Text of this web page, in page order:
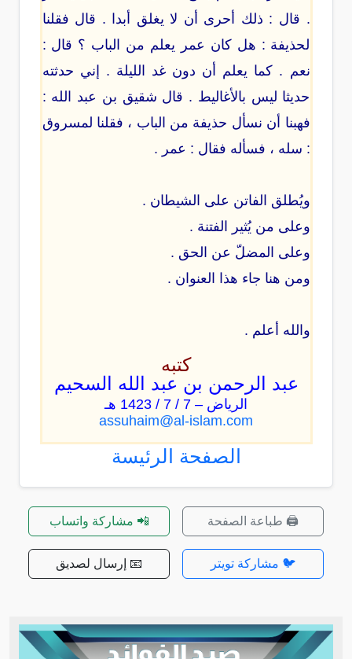
. قال : ذلك أحرى أن لا يغلق أبدا . قال فقلنا
لحذيفة : هل كان عمر يعلم من الباب ؟ قال :
نعم . كما يعلم أن دون غد الليلة . إني حدثته
حديثا ليس بالأغاليط . قال شقيق بن عبد الله :
فهبنا أن نسأل حذيفة من الباب ، فقلنا لمسروق
: سله ، فسأله فقال : عمر .
ويُطلق الفاتن على الشيطان .
وعلى من يُثير الفتنة .
وعلى المضلّ عن الحق .
ومن هنا جاء هذا العنوان .
والله أعلم .
كتبه
عبد الرحمن بن عبد الله السحيم
الرياض – 7 / 7 / 1423 هـ
assuhaim@al-islam.com
الصفحة الرئيسة
🖨️ طباعة الصفحة 📲 مشاركة واتساب
🐦 مشاركة تويتر 📧 إرسال لصديق